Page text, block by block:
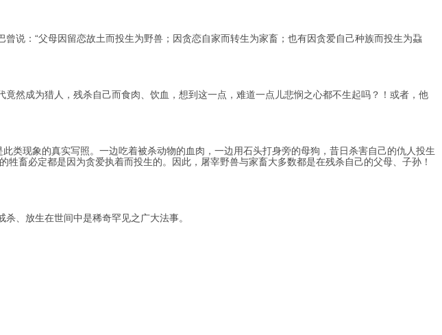
：“父母因留恋故土而投生为野兽；因贪恋自家而转生为家畜；也有因贪爱自己种族而投生为蝨
成为猎人，残杀自己而食肉、饮血，想到这一点，难道一点儿悲悯之心都不生起吗？！或者，他
现象的真实写照。一边吃着被杀动物的血肉，一边用石头打身旁的母狗，昔日杀害自己的仇人投生
畜必定都是因为贪爱执着而投生的。因此，屠宰野兽与家畜大多数都是在残杀自己的父母、子孙！
、放生在世间中是稀奇罕见之广大法事。